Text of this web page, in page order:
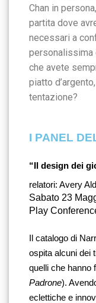
Chan in
partita dove
necessari a
personalissima
che avete
piatto
tentazione?
I PANEL
“Il design dei
relatori: Avery
Sabato 23
Play
Il catalogo di
ospita alcuni dei
quelli che hanno
Padrone).
eclettiche e